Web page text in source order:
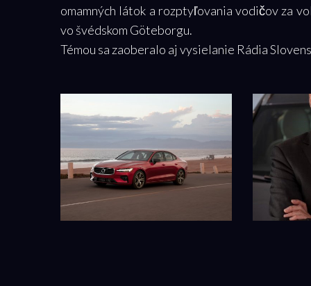
omamných látok a rozptyľovania vodičov za
vo švédskom Göteborgu.
Témou sa zaoberalo aj vysielanie Rádia